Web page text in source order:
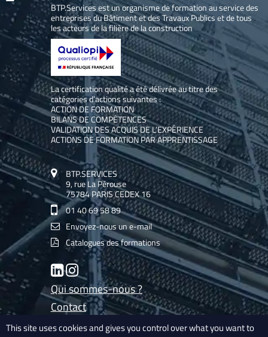
BTP.Services est un organisme de formation au service des
entreprises du Bâtiment et des Travaux Publics et de tous
les acteurs de la filière de la construction
La certification qualité a été délivrée au titre des
catégories d’actions suivantes :
ACTION DE FORMATION
BILANS DE COMPÉTENCES
VALIDATION DES ACQUIS DE L’EXPÉRIENCE
ACTIONS DE FORMATION PAR APPRENTISSAGE
BTP.SERVICES
9, rue La Pérouse
75784 PARIS CEDEX 16
01 40 69 58 89
Envoyez-nous un e-mail
Catalogues des formations
LinkedInInstagram
Qui sommes-nous ?
Contact
Les experts de BTP.Services
This site uses cookies and gives you control over what you want to